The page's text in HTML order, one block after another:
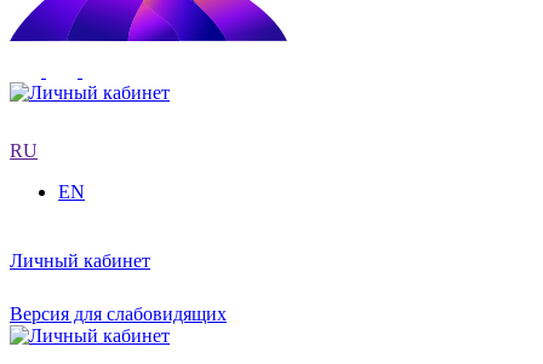
RU
EN
Личный кабинет
Версия для слабовидящих